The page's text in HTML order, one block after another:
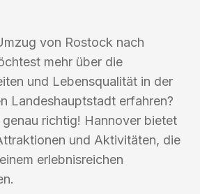
von Rostock nach
mehr über die
und Lebensqualität in der
Landeshauptstadt erfahren?
richtig! Hannover bietet
und Aktivitäten, die
erlebnisreichen